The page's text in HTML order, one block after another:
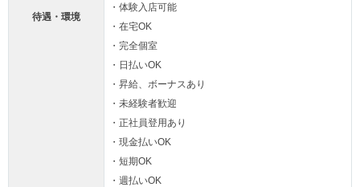
待遇・環境
・体験入店可能
・在宅OK
・完全個室
・日払いOK
・昇給、ボーナスあり
・未経験者歓迎
・正社員登用あり
・現金払いOK
・短期OK
・週払いOK